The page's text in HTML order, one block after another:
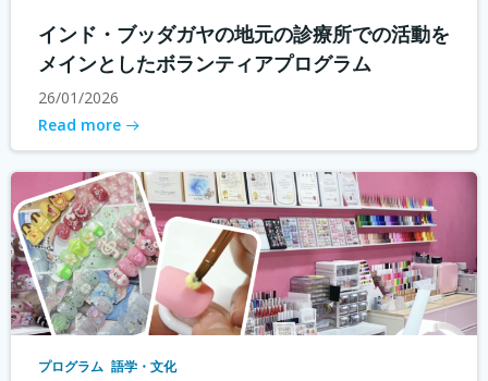
インド・ブッダガヤの地元の診療所での活動を
メインとしたボランティアプログラム
26/01/2026
Read more
プログラム 語学・文化